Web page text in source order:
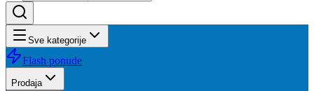
Sve kategorije
Flash ponude
Prodaja